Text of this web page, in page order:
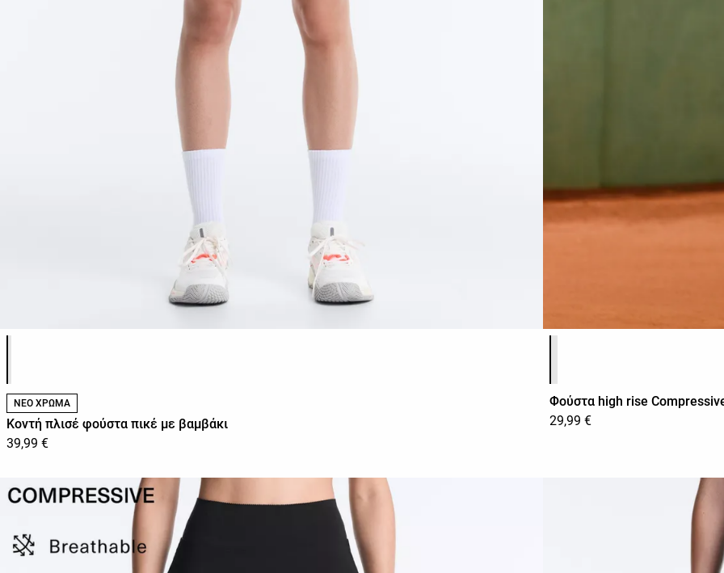
ΝΕΟ ΧΡΩΜΑ
Κοντή πλισέ φούστα πικέ με βαμβάκι
39,99 €
Λίστα χρωμάτων προϊόντος
Φούστα high rise
29,99 €